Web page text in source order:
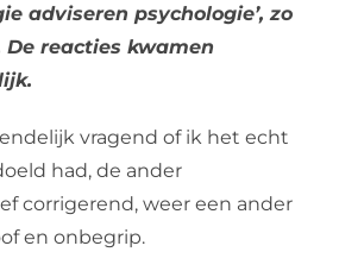
adviseren psychologie’, zo
De reacties kwamen
vragend of ik het echt
had, de ander
corrigerend, weer een ander
en onbegrip.